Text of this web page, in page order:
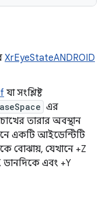
XrEyeStateANDROID
যা সংশ্লিষ্ট
এর
তারার অবস্থান
একটি আইডেন্টিটি
বোঝায়, যেখানে +Z
ডানদিকে এবং +Y